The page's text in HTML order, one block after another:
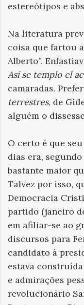
estereótipos e
Na literatura
coisa que fartou
Alberto”.
Así se templo el
camaradas.
terrestres, de
alguém o
O certo é que
dias era,
bastante maior
Talvez por isso,
Democracia
partido (janeiro
em afiliar-se ao
discursos para
candidato à
estava
e admirações
revolucionário